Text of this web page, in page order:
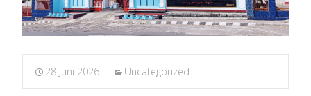
28 Juni 2026 Uncategorized